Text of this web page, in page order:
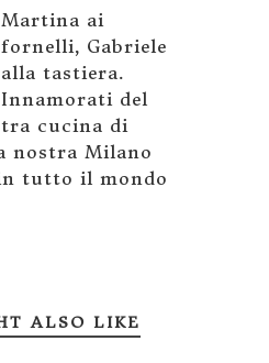
Martina ai
fornelli, Gabriele
alla tastiera.
Innamorati del
cucina di
nostra Milano
tutto il mondo
ALSO LIKE